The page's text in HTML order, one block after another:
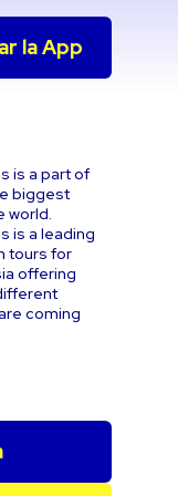
la App
is a part of
biggest
world.
is a leading
tours for
offering
coming